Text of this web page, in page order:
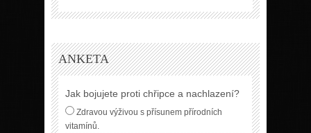
ANKETA
Jak bojujete proti chřipce a nachlazení?
Zdravou výživou s přísunem přírodních
vitamínů.